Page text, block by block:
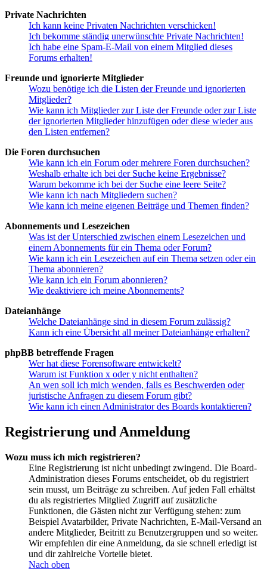
Private Nachrichten
Ich kann keine Privaten Nachrichten verschicken!
Ich bekomme ständig unerwünschte Private Nachrichten!
Ich habe eine Spam-E-Mail von einem Mitglied dieses
Forums erhalten!
Freunde und ignorierte Mitglieder
Wozu benötige ich die Listen der Freunde und ignorierten
Mitglieder?
Wie kann ich Mitglieder zur Liste der Freunde oder zur Liste
der ignorierten Mitglieder hinzufügen oder diese wieder aus
den Listen entfernen?
Die Foren durchsuchen
Wie kann ich ein Forum oder mehrere Foren durchsuchen?
Weshalb erhalte ich bei der Suche keine Ergebnisse?
Warum bekomme ich bei der Suche eine leere Seite?
Wie kann ich nach Mitgliedern suchen?
Wie kann ich meine eigenen Beiträge und Themen finden?
Abonnements und Lesezeichen
Was ist der Unterschied zwischen einem Lesezeichen und
einem Abonnements für ein Thema oder Forum?
Wie kann ich ein Lesezeichen auf ein Thema setzen oder ein
Thema abonnieren?
Wie kann ich ein Forum abonnieren?
Wie deaktiviere ich meine Abonnements?
Dateianhänge
Welche Dateianhänge sind in diesem Forum zulässig?
Kann ich eine Übersicht all meiner Dateianhänge erhalten?
phpBB betreffende Fragen
Wer hat diese Forensoftware entwickelt?
Warum ist Funktion x oder y nicht enthalten?
An wen soll ich mich wenden, falls es Beschwerden oder
juristische Anfragen zu diesem Forum gibt?
Wie kann ich einen Administrator des Boards kontaktieren?
Registrierung und Anmeldung
Wozu muss ich mich registrieren?
Eine Registrierung ist nicht unbedingt zwingend. Die Board-
Administration dieses Forums entscheidet, ob du registriert
sein musst, um Beiträge zu schreiben. Auf jeden Fall erhältst
du als registriertes Mitglied Zugriff auf zusätzliche
Funktionen, die Gästen nicht zur Verfügung stehen: zum
Beispiel Avatarbilder, Private Nachrichten, E-Mail-Versand an
andere Mitglieder, Beitritt zu Benutzergruppen und so weiter.
Wir empfehlen dir eine Anmeldung, da sie schnell erledigt ist
und dir zahlreiche Vorteile bietet.
Nach oben